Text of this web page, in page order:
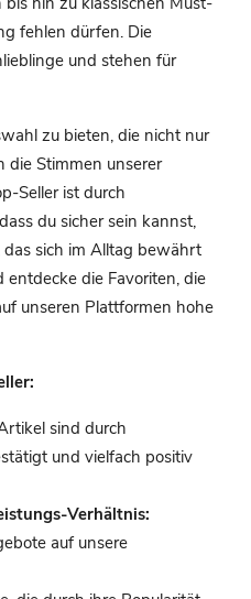
fehlen dürfen. Die
und stehen für
zu bieten, die nicht nur
die Stimmen unserer
Seller ist durch
du sicher sein kannst,
sich im Alltag bewährt
entdecke die Favoriten, die
unseren Plattformen hohe
sind durch
und vielfach positiv
Verhältnis:
auf unsere